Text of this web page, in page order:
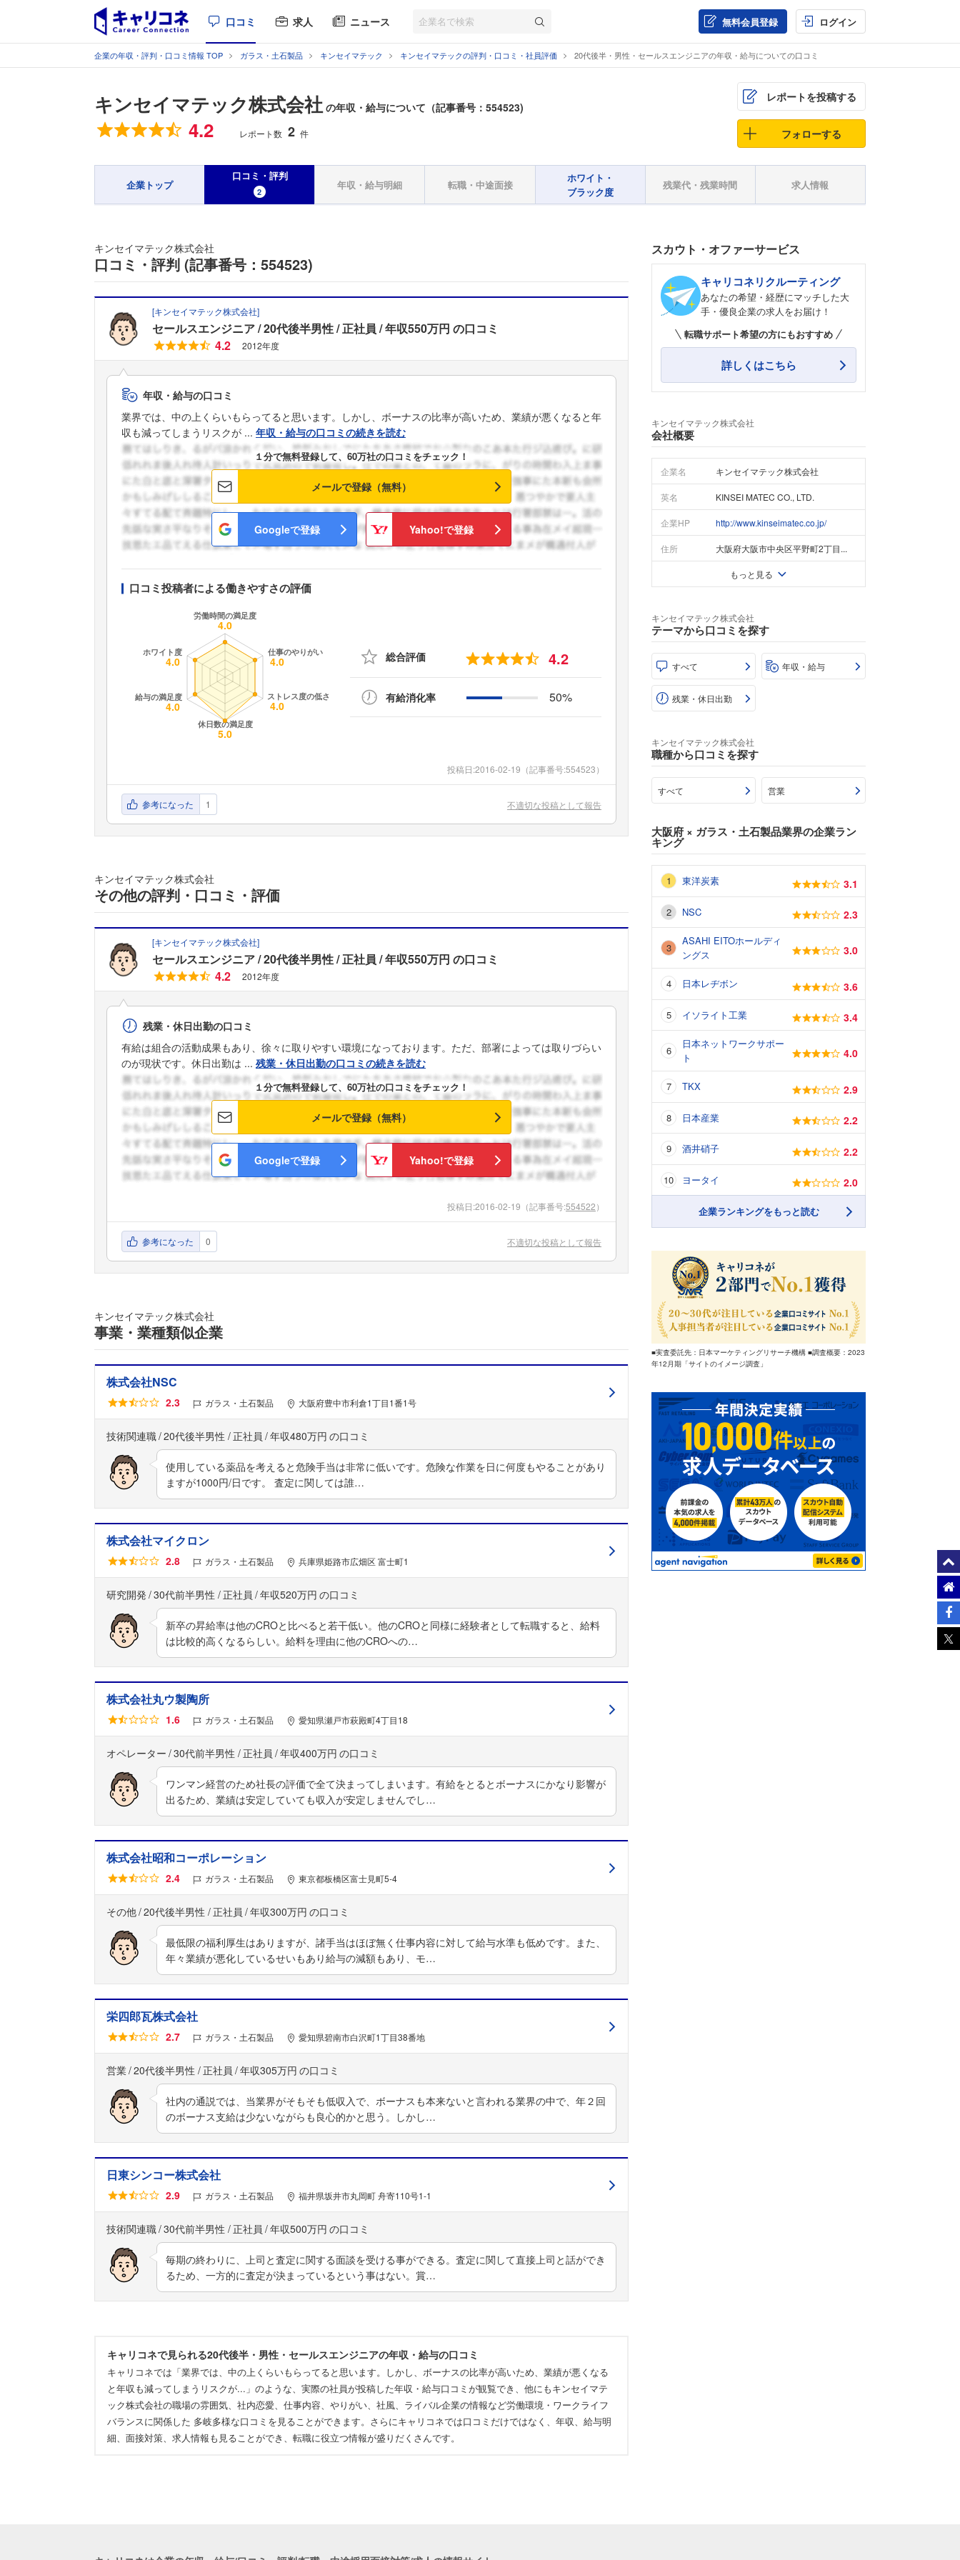
口コミ 求人 ニュース 無料会員登録 ログイン
企業の年収・評判・口コミ情報 TOP ガラス・土石製品 キンセイマテック キンセイマテックの評判・口コミ・社員評価 20代後半・男性・セールスエンジニアの年収・給与についての口コミ
キンセイマテック株式会社 の年収・給与について（記事番号：554523)
総合評価
4.2 レポート数 2 件
レポートを投稿する
フォローする
企業トップ
口コミ・評判
2
年収・給与明細 転職・中途面接
ホワイト・
ブラック度
残業代・残業時間 求人情報
フォローしました
キンセイマテック株式会社
口コミ・評判 (記事番号：554523)
[キンセイマテック株式会社]
セールスエンジニア 20代後半男性 正社員 年収550万円 の口コミ
4.2
2012年度
年収・給与の口コミ
業界では、中の上くらいもらってると思います。しかし、ボーナスの比率が高いため、業績が悪くなると年
収も減ってしまうリスクが ... 年収・給与の口コミの続きを読む
１分で無料登録して、60万社の口コミをチェック！
メールで登録（無料）
Googleで登録 Yahoo!で登録
口コミ投稿者による働きやすさの評価
総合評価 4.2
有給消化率 50%
投稿日:2016-02-19 （記事番号:554523）
参考になった 1 不適切な投稿として報告
キンセイマテック株式会社
その他の評判・口コミ・評価
[キンセイマテック株式会社]
セールスエンジニア 20代後半男性 正社員 年収550万円 の口コミ
4.2
2012年度
残業・休日出勤の口コミ
有給は組合の活動成果もあり、徐々に取りやすい環境になっております。ただ、部署によっては取りづらい
のが現状です。休日出勤は ... 残業・休日出勤の口コミの続きを読む
１分で無料登録して、60万社の口コミをチェック！
メールで登録（無料）
Googleで登録 Yahoo!で登録
投稿日:2016-02-19 （記事番号:554522）
参考になった 0 不適切な投稿として報告
キンセイマテック株式会社
事業・業種類似企業
株式会社NSC
2.3 ガラス・土石製品 大阪府豊中市利倉1丁目1番1号
技術関連職 20代後半男性 正社員 年収480万円
使用している薬品を考えると危険手当は非常に低いです。危険な作業を日に何度もやることがあり
ますが1000円/日です。 査定に関しては誰…
株式会社マイクロン
2.8 ガラス・土石製品 兵庫県姫路市広畑区 富士町1
研究開発 30代前半男性 正社員 年収520万円
新卒の昇給率は他のCROと比べると若干低い。他のCROと同様に経験者として転職すると、給料
は比較的高くなるらしい。給料を理由に他のCROへの…
株式会社丸ウ製陶所
1.6 ガラス・土石製品 愛知県瀬戸市萩殿町4丁目18
オペレーター 30代前半男性 正社員 年収400万円
ワンマン経営のため社長の評価で全て決まってしまいます。有給をとるとボーナスにかなり影響が
出るため、業績は安定していても収入が安定しませんでし…
株式会社昭和コーポレーション
2.4 ガラス・土石製品 東京都板橋区富士見町5-4
その他 20代後半男性 正社員 年収300万円
最低限の福利厚生はありますが、諸手当はほぼ無く仕事内容に対して給与水準も低めです。また、
年々業績が悪化しているせいもあり給与の減額もあり、モ…
栄四郎瓦株式会社
2.7 ガラス・土石製品 愛知県碧南市白沢町1丁目38番地
営業 20代後半男性 正社員 年収305万円
社内の通説では、当業界がそもそも低収入で、ボーナスも本来ないと言われる業界の中で、年２回
のボーナス支給は少ないながらも良心的かと思う。しかし…
日東シンコー株式会社
2.9 ガラス・土石製品 福井県坂井市丸岡町 舟寄110号1-1
技術関連職 30代前半男性 正社員 年収500万円
毎期の終わりに、上司と査定に関する面談を受ける事ができる。査定に関して直接上司と話ができ
るため、一方的に査定が決まっているという事はない。賞…
キャリコネで見られる20代後半・男性・セールスエンジニアの年収・給与の口コミ
キャリコネでは「業界では、中の上くらいもらってると思います。しかし、ボーナスの比率が高いため、業績が悪くなる
と年収も減ってしまうリスクが...」のような、実際の社員が投稿した年収・給与口コミが観覧でき、他にもキンセイマテ
ック株式会社の職場の雰囲気、社内恋愛、仕事内容、やりがい、社風、ライバル企業の情報など労働環境・ワークライフ
バランスに関係した 多岐多様な口コミを見ることができます。さらにキャリコネでは口コミだけではなく、年収、給与明
細、面接対策、求人情報も見ることができ、転職に役立つ情報が盛りだくさんです。
スカウト・オファーサービス
キャリコネリクルーティング
あなたの希望・経歴にマッチした大
手・優良企業の求人をお届け！
転職サポート希望の方にもおすすめ
詳しくはこちら
キンセイマテック株式会社
会社概要
企業名 キンセイマテック株式会社
英名 KINSEI MATEC CO., LTD.
企業HP http://www.kinseimatec.co.jp/
住所 大阪府大阪市中央区平野町2丁目...
もっと見る
キンセイマテック株式会社
テーマから口コミを探す
すべて 年収・給与
残業・休日出勤
キンセイマテック株式会社
職種から口コミを探す
すべて 営業
大阪府 × ガラス・土石製品業界の企業ラン
キング
東洋炭素 3.1
NSC 2.3
ASAHI EITOホールディ
ングス
3.0
日本レヂボン 3.6
イソライト工業 3.4
日本ネットワークサポー
ト
4.0
TKX 2.9
日本産業 2.2
酒井硝子 2.2
ヨータイ 2.0
企業ランキングをもっと読む
■実査委託先：日本マーケティングリサーチ機構 ■調査概要：2023
年12月期「サイトのイメージ調査」